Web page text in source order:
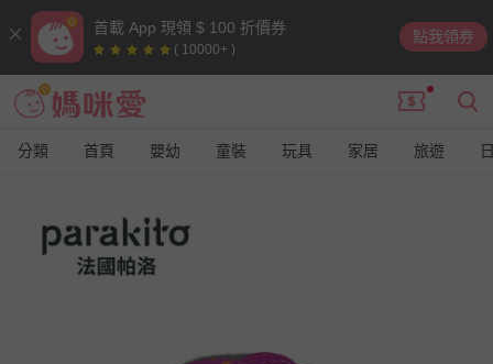
首載 App 現領 $ 100 折價券
( 10000+ )
點我領券
分類 首頁 嬰幼 童裝 玩具 家居 旅遊